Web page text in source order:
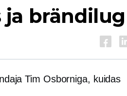
Tim Osborniga, kuidas